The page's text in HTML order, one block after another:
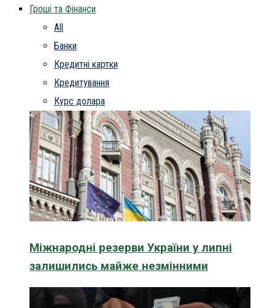
Гроші та Фінанси
All
Банки
Кредитні картки
Кредитування
Курс долара
Міжнародні резерви України у липні
залишились майже незмінними